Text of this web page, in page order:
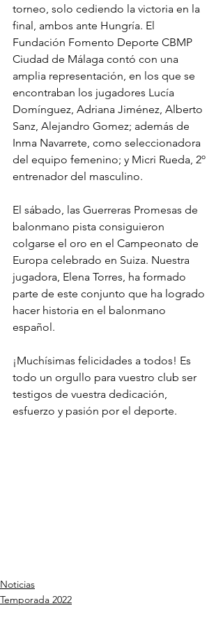
torneo, solo cediendo la victoria en la
final, ambos ante Hungría. El
Fundación Fomento Deporte CBMP
Ciudad de Málaga contó con una
amplia representación, en los que se
encontraban los jugadores Lucía
Domínguez, Adriana Jiménez, Alberto
Sanz, Alejandro Gomez; además de
Inma Navarrete, como seleccionadora
del equipo femenino; y Micri Rueda, 2º
entrenador del masculino.
El sábado, las Guerreras Promesas de
balonmano pista consiguieron
colgarse el oro en el Campeonato de
Europa celebrado en Suiza. Nuestra
jugadora, Elena Torres, ha formado
parte de este conjunto que ha logrado
hacer historia en el balonmano
español.
¡Muchísimas felicidades a todos! Es
todo un orgullo para vuestro club ser
testigos de vuestra dedicación,
esfuerzo y pasión por el deporte.
Noticias
Temporada 2022